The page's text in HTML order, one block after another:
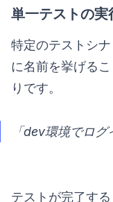
単一テストの実
特定のテストシ
に名前を挙げる
りです。
「dev環境でロ
テストが完了す